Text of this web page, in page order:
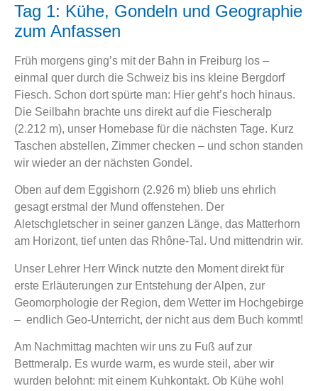
Tag 1: Kühe, Gondeln und Geographie
zum Anfassen
Früh morgens ging’s mit der Bahn in Freiburg los –
einmal quer durch die Schweiz bis ins kleine Bergdorf
Fiesch. Schon dort spürte man: Hier geht’s hoch hinaus.
Die Seilbahn brachte uns direkt auf die Fiescheralp
(2.212 m), unser Homebase für die nächsten Tage. Kurz
Taschen abstellen, Zimmer checken – und schon standen
wir wieder an der nächsten Gondel.
Oben auf dem Eggishorn (2.926 m) blieb uns ehrlich
gesagt erstmal der Mund offenstehen. Der
Aletschgletscher in seiner ganzen Länge, das Matterhorn
am Horizont, tief unten das Rhône-Tal. Und mittendrin wir.
Unser Lehrer Herr Winck nutzte den Moment direkt für
erste Erläuterungen zur Entstehung der Alpen, zur
Geomorphologie der Region, dem Wetter im Hochgebirge
– endlich Geo-Unterricht, der nicht aus dem Buch kommt!
Am Nachmittag machten wir uns zu Fuß auf zur
Bettmeralp. Es wurde warm, es wurde steil, aber wir
wurden belohnt: mit einem Kuhkontakt. Ob Kühe wohl